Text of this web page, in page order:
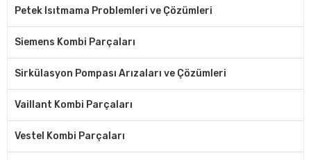
Petek Isıtmama Problemleri ve Çözümleri
Siemens Kombi Parçaları
Sirkülasyon Pompası Arızaları ve Çözümleri
Vaillant Kombi Parçaları
Vestel Kombi Parçaları